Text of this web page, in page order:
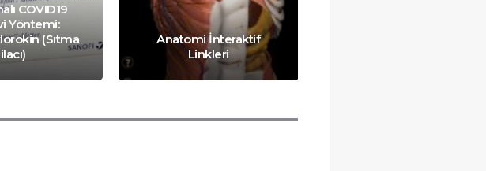
COVID19
Yöntemi:
(Sıtma
ilacı)
Anatomi İnteraktif
Linkleri